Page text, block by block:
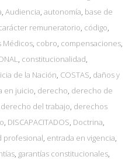
, Audiencia, autonomía, base de
remuneratorio, código,
Médicos, cobro, compensaciones,
, constitucionalidad,
de la Nación, COSTAS, daños y
en juicio, derecho, derecho de
derecho del trabajo, derechos
, DISCAPACITADOS, Doctrina,
profesional, entrada en vigencia,
, garantías constitucionales,